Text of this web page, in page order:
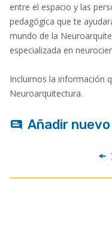
entre el espacio y las
pedagógica que te
mundo de la
especializada en
Incluimos la información
Neuroarquitectura.
Añadir